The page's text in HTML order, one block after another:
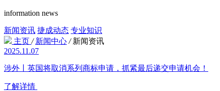
information news
新闻资讯 捷成动态 专业知识
主页 / 新闻中心 / 新闻资讯
2025.11.07
涉外丨英国将取消系列商标申请，抓紧最后递交申请机会！
了解详情